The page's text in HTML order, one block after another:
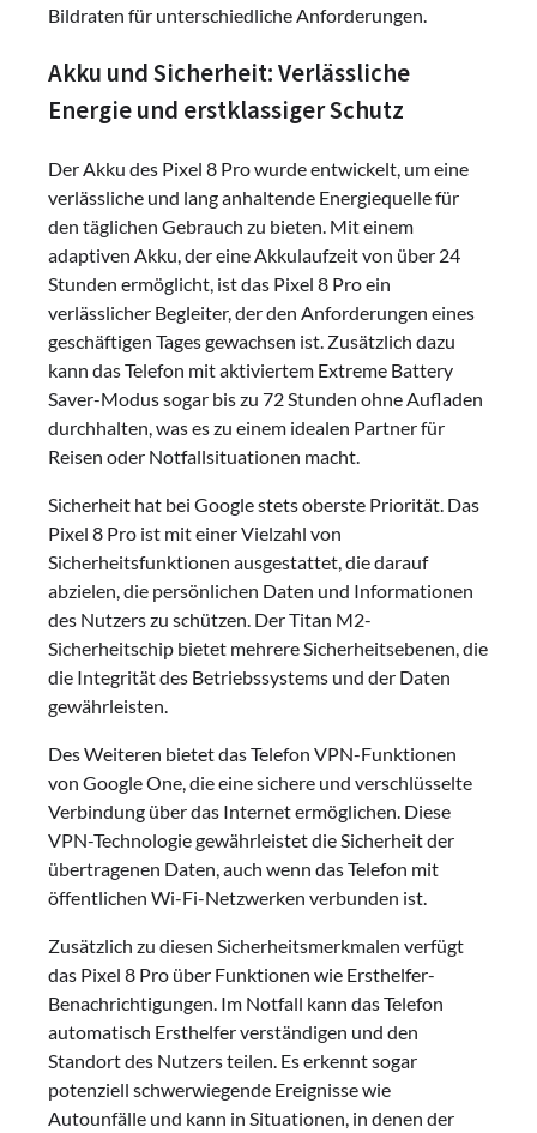
Bildraten für unterschiedliche Anforderungen.
Akku und Sicherheit: Verlässliche
Energie und erstklassiger Schutz
Der Akku des Pixel 8 Pro wurde entwickelt, um eine
verlässliche und lang anhaltende Energiequelle für
den täglichen Gebrauch zu bieten. Mit einem
adaptiven Akku, der eine Akkulaufzeit von über 24
Stunden ermöglicht, ist das Pixel 8 Pro ein
verlässlicher Begleiter, der den Anforderungen eines
geschäftigen Tages gewachsen ist. Zusätzlich dazu
kann das Telefon mit aktiviertem Extreme Battery
Saver-Modus sogar bis zu 72 Stunden ohne Aufladen
durchhalten, was es zu einem idealen Partner für
Reisen oder Notfallsituationen macht.
Sicherheit hat bei Google stets oberste Priorität. Das
Pixel 8 Pro ist mit einer Vielzahl von
Sicherheitsfunktionen ausgestattet, die darauf
abzielen, die persönlichen Daten und Informationen
des Nutzers zu schützen. Der Titan M2-
Sicherheitschip bietet mehrere Sicherheitsebenen, die
die Integrität des Betriebssystems und der Daten
gewährleisten.
Des Weiteren bietet das Telefon VPN-Funktionen
von Google One, die eine sichere und verschlüsselte
Verbindung über das Internet ermöglichen. Diese
VPN-Technologie gewährleistet die Sicherheit der
übertragenen Daten, auch wenn das Telefon mit
öffentlichen Wi-Fi-Netzwerken verbunden ist.
Zusätzlich zu diesen Sicherheitsmerkmalen verfügt
das Pixel 8 Pro über Funktionen wie Ersthelfer-
Benachrichtigungen. Im Notfall kann das Telefon
automatisch Ersthelfer verständigen und den
Standort des Nutzers teilen. Es erkennt sogar
potenziell schwerwiegende Ereignisse wie
Autounfälle und kann in Situationen, in denen der